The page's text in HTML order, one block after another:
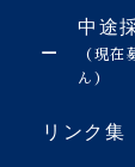
中途
（現
ん）
リンク集